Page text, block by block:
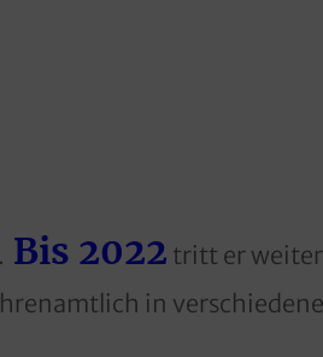
Bis 2022 tritt er
in